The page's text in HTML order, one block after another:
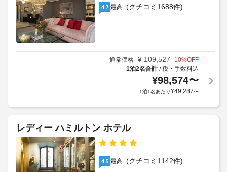
4.7 最高 (クチコミ1688件)
通常価格 ¥ 109,527 10%OFF
1泊2名合計/税・手数料込
¥98,574〜
1泊1名あたり¥49,287〜
レディー ハミルトン ホテル
4.5 最高 (クチコミ1142件)